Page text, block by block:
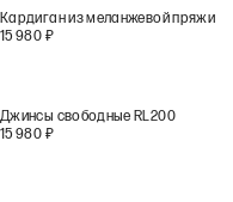
Кардиган из меланжевой пряжи
15 980 ₽
Джинсы свободные RL200
15 980 ₽